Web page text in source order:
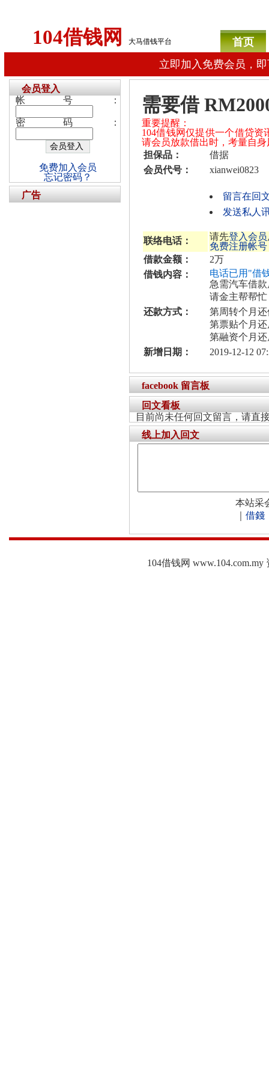
104借钱网 大马借钱平台
首页
立即加入免费会员，
需要借
重要提醒：
104借钱网仅提供一个借贷
请会员放款借出时，考量自
担保品：
借据
会员代号：
xianwei0823
留言在回
发送私人
联络电话： 请先登入会员
免费注册帐号
借款金额：
2万
借钱内容：
电话已用"借
急需汽车借
请金主帮帮
还款方式：
第周转个月
第票贴个月
第融资个月
新增日期：
2019-12-12
facebook 留言板
回文看板
目前尚未任何回文留言，请直
线上加入回文
本站采
借錢
会员登入
帐号：
密码：
免费加入会员
忘记密码？
广告
104借钱网